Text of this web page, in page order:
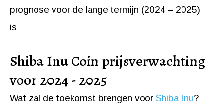
prognose voor de lange termijn (2024 – 2025)
is.
Shiba Inu Coin prijsverwachting
voor 2024 - 2025
Wat zal de toekomst brengen voor Shiba Inu?